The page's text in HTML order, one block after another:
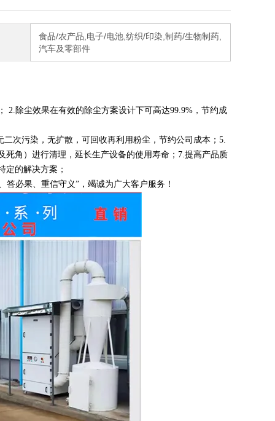
食品/农产品,电子/电池,纺织/印染,制药/生物制药,
汽车及零部件
2.除尘效果在有效的除尘方案设计下可高达99.9%，节约成
次污染，无扩散，可回收再利用粉尘，节约公司成本；5.
角）进行清理，延长生产设备的使用寿命；7.提高产品质
定的解决方案；
必果、重信守义”，竭诚为广大客户服务！